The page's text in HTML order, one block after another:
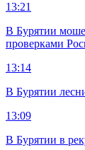
13:21
В Бурятии
проверками
13:14
В Бурятии
13:09
В Бурятии в